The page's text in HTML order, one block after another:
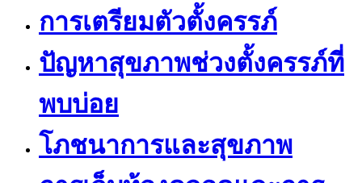
การเตรียมตัวตั้งครรภ์
ปัญหาสุขภาพช่วงตั้งครรภ์ที่
พบบ่อย
โภชนาการและสุขภาพ